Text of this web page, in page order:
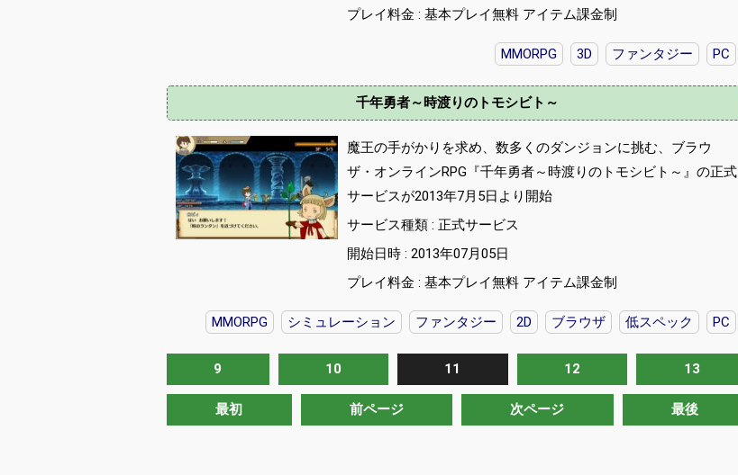
プレイ料金 : 基本プレイ無料 アイテム課金制
MMORPG 3D ファンタジー PC
千年勇者～時渡りのトモシビト～
魔王の手がかりを求め、数多くのダンジョンに挑む、ブラウ
ザ・オンラインRPG『千年勇者～時渡りのトモシビト～』の正式
サービスが2013年7月5日より開始
サービス種類 : 正式サービス
開始日時 : 2013年07月05日
プレイ料金 : 基本プレイ無料 アイテム課金制
MMORPG シミュレーション ファンタジー 2D ブラウザ 低スペック PC
9 10 11 12 13
最初 前ページ 次ページ 最後